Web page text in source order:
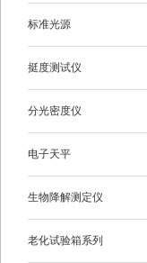
标准光源
挺度测试仪
分光密度仪
电子天平
生物降解测定仪
老化试验箱系列